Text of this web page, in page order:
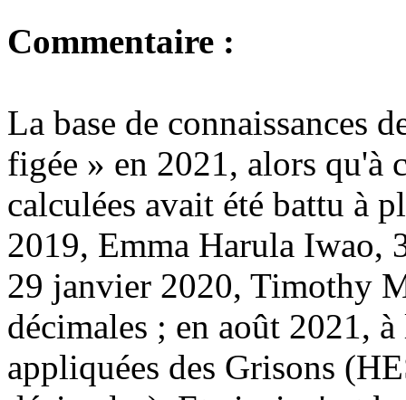
Commentaire :
La base de connaissances
figée » en 2021, alors qu'à
calculées avait été battu à
2019, Emma Harula Iwao,
29 janvier 2020, Timothy
décimales ; en août 2021,
appliquées des Grisons